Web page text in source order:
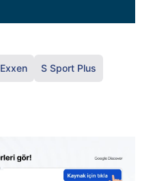
Exxen S Sport Plus